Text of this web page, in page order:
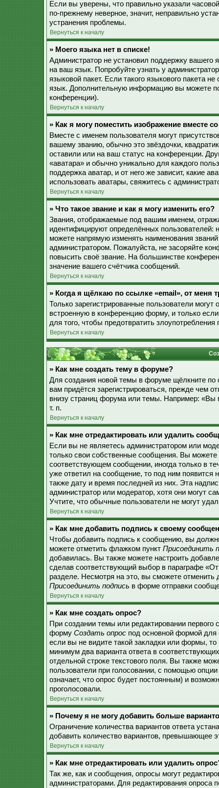
Если вы уверены, что правильно указали
по-прежнему неверное, значит, неправильно
устранения проблемы.
Вернуться к началу
» Моего языка нет в списке!
Администратор не установил поддержку вашего
на ваш язык. Попробуйте узнать у
языковой пакет. Если такого языкового пакета
язык. Дополнительную информацию вы можете
конференции).
Вернуться к началу
» Как я могу поместить изображение вместе
Вместе с именем пользователя могут
вашему званию, обычно это звёздочки,
оставили или на ваш статус на конференции.
«аватара» и обычно уникально для каждого
поддержка аватар, и от него же зависит, какие
использовать аватары, свяжитесь с
Вернуться к началу
» Что такое звание и как я могу изменить его?
Звания, отображаемые под вашим именем,
идентифицируют определённых
можете напрямую изменять наименования
администратором. Пожалуйста, не засоряйте
повысить своё звание. На большинстве
значение вашего счётчика сообщений.
Вернуться к началу
» Когда я щёлкаю по ссылке «email», от меня
Только зарегистрированные пользователи
встроенную в конференцию форму, и только
для того, чтобы предотвратить
Вернуться к началу
» Как мне создать тему в форуме?
Для создания новой темы в форуме щёлкните
вам придётся зарегистрироваться, прежде чем
внизу страниц форума или темы. Например: «Вы
т. п.
Вернуться к началу
» Как мне отредактировать или удалить
Если вы не являетесь администратором или
только свои собственные сообщения. Вы
соответствующем сообщении, иногда только в
уже ответил на сообщение, то под ним появится
также дату и время последней из них. Эта
администратор или модератор, хотя они могут
Учтите, что обычные пользователи не могут
Вернуться к началу
» Как мне добавить подпись к своему
Чтобы добавить подпись к сообщению, вы
можете отметить флажком пункт Присоединить
добавилась. Вы также можете настроить
сделав соответствующий выбор в параграфе
разделе. Несмотря на это, вы сможете
Присоединить подпись в форме отправки
Вернуться к началу
» Как мне создать опрос?
При создании темы или редактировании
форму Создать опрос под основной формой для
если вы не видите такой закладки или формы,
минимум два варианта ответа в
отдельной строке текстового поля. Вы также
пользователи при голосовании, с помощью
означает, что опрос будет постоянным) и
проголосовали.
Вернуться к началу
» Почему я не могу добавить больше
Ограничение количества вариантов ответа
добавить количество вариантов, превышающее
Вернуться к началу
» Как мне отредактировать или удалить
Так же, как и сообщения, опросы могут
администраторами. Для редактирования опроса